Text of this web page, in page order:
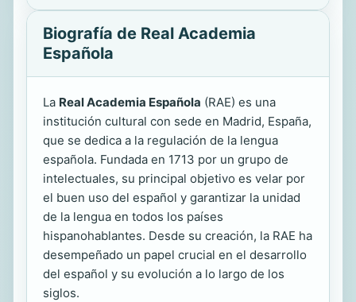
Biografía de Real Academia
Española
La Real Academia Española (RAE) es una
institución cultural con sede en Madrid, España,
que se dedica a la regulación de la lengua
española. Fundada en 1713 por un grupo de
intelectuales, su principal objetivo es velar por
el buen uso del español y garantizar la unidad
de la lengua en todos los países
hispanohablantes. Desde su creación, la RAE ha
desempeñado un papel crucial en el desarrollo
del español y su evolución a lo largo de los
siglos.